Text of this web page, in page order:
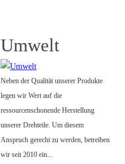
Umwelt
Neben der Qualität unserer Produkte
legen wir Wert auf die
ressourcenschonende Herstellung
unserer Drehteile. Um diesem
Anspruch gerecht zu werden, betreiben
wir seit 2010 ein...